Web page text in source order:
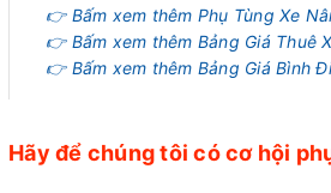
👉 Bấm xem thêm Phụ Tùng Xe
👉 Bấm xem thêm Bảng Giá Thuê
👉 Bấm xem thêm Bảng Giá Bình
Hãy để chúng tôi có cơ hội